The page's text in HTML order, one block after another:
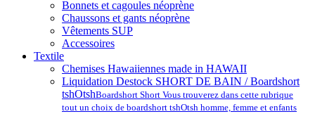
Bonnets et cagoules néoprène
Chaussons et gants néoprène
Vêtements SUP
Accessoires
Textile
Chemises Hawaiiennes made in HAWAII
Liquidation Destock SHORT DE BAIN / Boardshort
tshOtshBoardshort Short Vous trouverez dans cette rubrique
tout un choix de boardshort tshOtsh homme, femme et enfants